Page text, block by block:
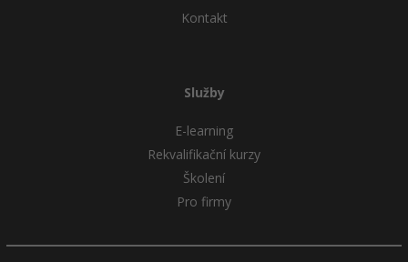
Kontakt
Služby
E-learning
Rekvalifikační kurzy
Školení
Pro firmy